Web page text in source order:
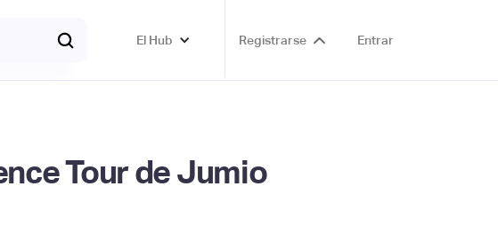
El Hub Registrarse Entrar
Tour de Jumio